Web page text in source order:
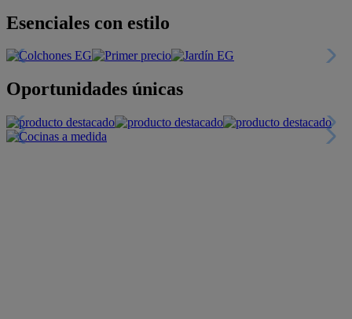
Esenciales con estilo
Oportunidades únicas